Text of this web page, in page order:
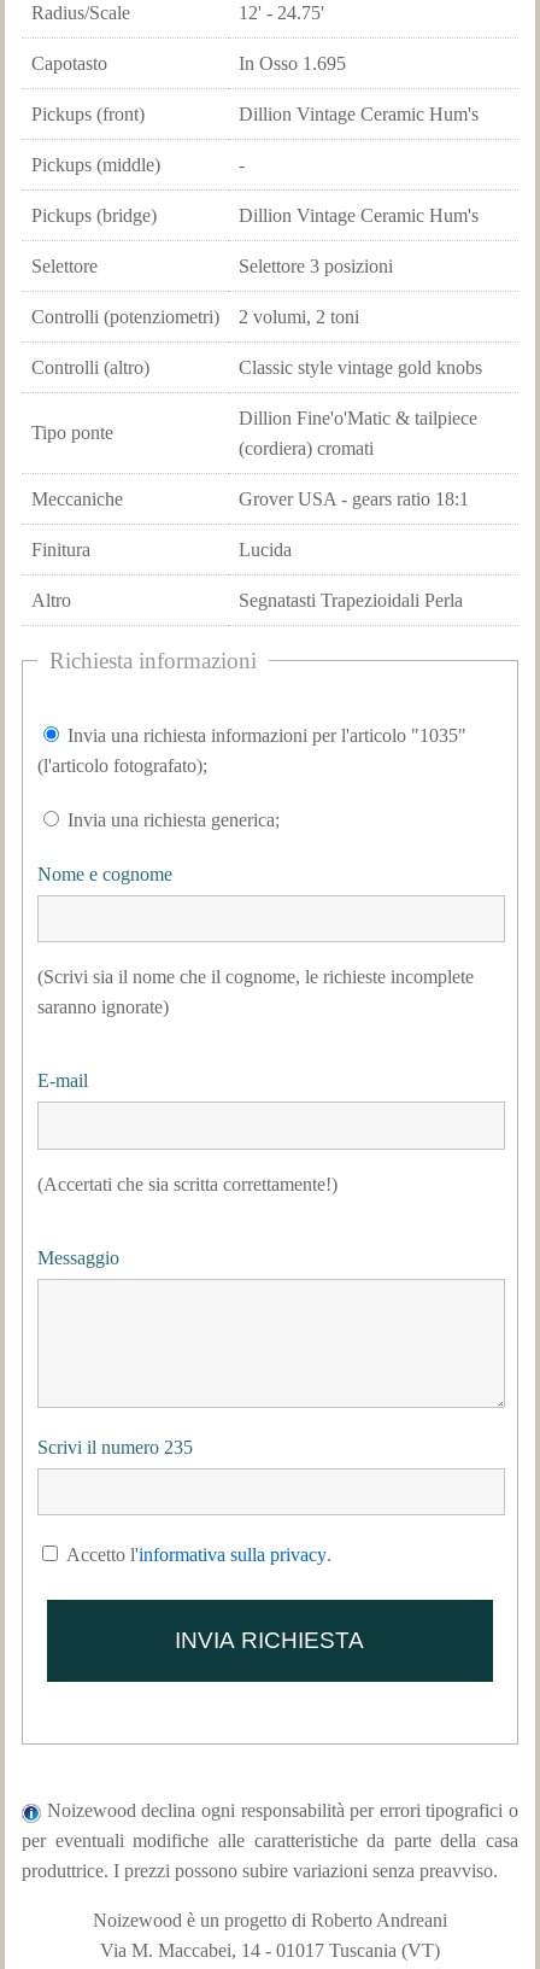
Radius/Scale 12' - 24.75'
Capotasto In Osso 1.695
Pickups (front) Dillion Vintage Ceramic Hum's
Pickups (middle) -
Pickups (bridge) Dillion Vintage Ceramic Hum's
Selettore Selettore 3 posizioni
Controlli (potenziometri) 2 volumi, 2 toni
Controlli (altro) Classic style vintage gold knobs
Tipo ponte
Dillion Fine'o'Matic & tailpiece
(cordiera) cromati
Meccaniche Grover USA - gears ratio 18:1
Finitura Lucida
Altro Segnatasti Trapezioidali Perla
Richiesta informazioni
(l'articolo fotografato);
Invia una richiesta generica;
Nome e cognome
(Scrivi sia il nome che il cognome, le richieste incomplete
saranno ignorate)
E-mail
(Accertati che sia scritta correttamente!)
Messaggio
Scrivi il numero 235
Accetto l'informativa sulla privacy.
Noizewood declina ogni responsabilità per errori tipografici o
per eventuali modifiche alle caratteristiche da parte della casa
produttrice. I prezzi possono subire variazioni senza preavviso.
Noizewood è un progetto di Roberto Andreani
Via M. Maccabei, 14 - 01017 Tuscania (VT)